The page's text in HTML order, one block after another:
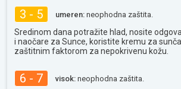
3 - 5 umeren: neophodna zaštita.
Sredinom dana potražite hlad, nosite
i naočare za Sunce, koristite kremu za
zaštitnim faktorom za nepokrivenu kožu.
6 - 7 visok: neophodna zaštita.